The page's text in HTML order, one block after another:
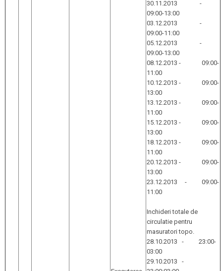
30.11.2013 -
09:00-13:00
03.12.2013 -
09:00-11:00
05.12.2013 -
09:00-13:00
08.12.2013 - 09:00-
11:00
10.12.2013 - 09:00-
13:00
13.12.2013 - 09:00-
11:00
15.12.2013 - 09:00-
13:00
18.12.2013 - 09:00-
11:00
20.12.2013 - 09:00-
13:00
23.12.2013 - 09:00-
11:00
Inchideri totale de
circulatie pentru
masuratori topo.
28.10.2013 - 23:00-
03:00
29.10.2013 -